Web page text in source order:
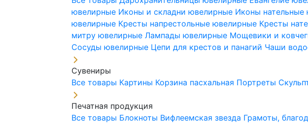
ювелирные Иконы и складни ювелирные Иконы нательные
ювелирные Кресты напрестольные ювелирные Кресты
митру ювелирныеЛампады ювелирные Мощевики и
Сосуды ювелирные Цепи для крестов и панагий Чаши
Сувениры
Все товары Картины Корзина пасхальная Портреты
Печатная продукция
Все товары Блокноты Вифлеемская звезда Грамоты,